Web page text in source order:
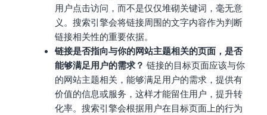
用户点击访问，而不是仅仅堆砌关键词，毫无意
义。搜索引擎会将链接周围的文字内容作为判断
链接相关性的重要依据。
链接是否指向与你的网站主题相关的页面，是否
能够满足用户的需求？ 链接的目标页面应该与你
的网站主题相关，能够满足用户的需求，提供有
价值的信息或服务，这样才能留住用户，提升转
化率。搜索引擎会根据用户在目标页面上的行为